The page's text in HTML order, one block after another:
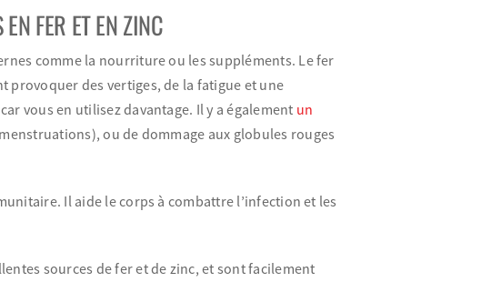
FER ET EN ZINC
comme la nourriture ou les suppléments. Le fer
provoquer des vertiges, de la fatigue et une
vous en utilisez davantage. Il y a également un
ou de dommage aux globules rouges
Il aide le corps à combattre l’infection et les
sources de fer et de zinc, et sont facilement